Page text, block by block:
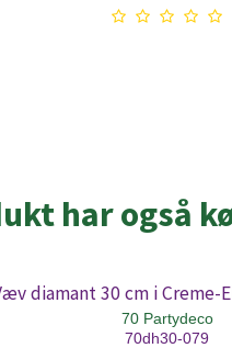
har også
diamant 30 cm i Creme-
70 Partydeco
70dh30-079